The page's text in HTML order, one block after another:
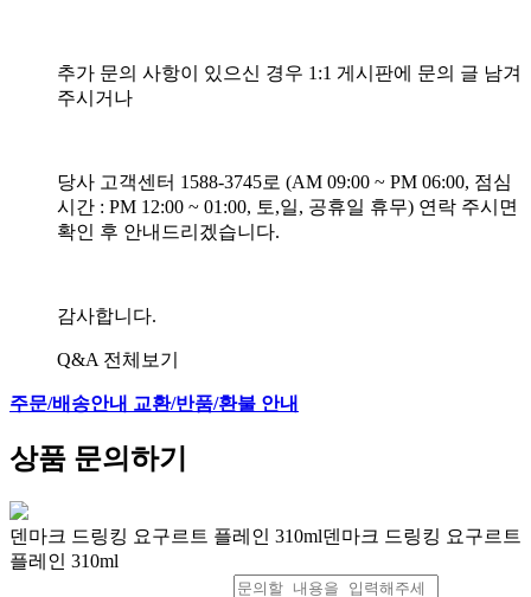
추가 문의 사항이 있으신 경우 1:1 게시판에 문의 글 남겨
주시거나
당사 고객센터 1588-3745로 (AM 09:00 ~ PM 06:00, 점심
시간 : PM 12:00 ~ 01:00, 토,일, 공휴일 휴무) 연락 주시면
확인 후 안내드리겠습니다.
감사합니다.
Q&A 전체보기
주문/배송안내 교환/반품/환불 안내
상품 문의하기
덴마크 드링킹 요구르트 플레인 310ml덴마크 드링킹 요구르트
플레인 310ml